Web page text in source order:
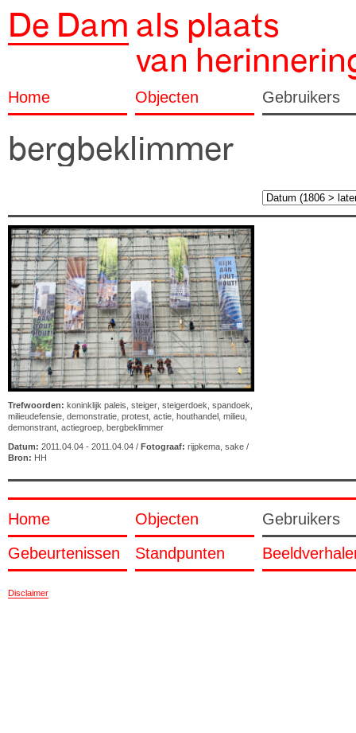
De Dam als plaats
van
Home Objecten Gebruikers
bergbeklimmer
Trefwoorden: koninklijk paleis steiger steigerdoek spandoek
milieudefensie demonstratie protest actie houthandel milieu
demonstrant actiegroep bergbeklimmer
Datum: 2011.04.04 - 2011.04.04 / Fotograaf: rijpkema, sake /
Bron: HH
Home Objecten
Gebruikers
Gebeurtenissen
Standpunten
Disclaimer